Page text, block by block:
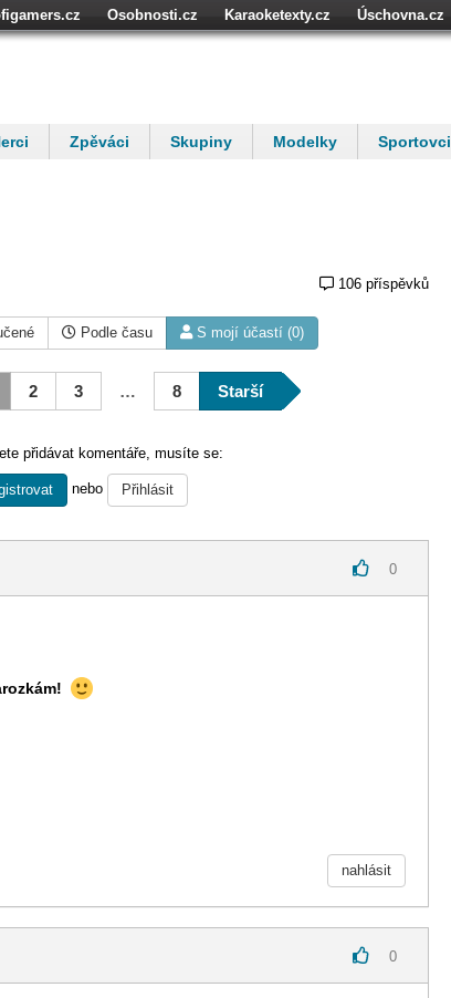
Osobnosti.cz Karaoketexty.cz Úschovna.cz
Zpěváci Skupiny Modelky Sportovci
106 příspěvků
Podle času S mojí účastí (0)
2 3 … 8 Starší
přidávat komentáře, musíte se:
nebo Přihlásit
0
nahlásit
0